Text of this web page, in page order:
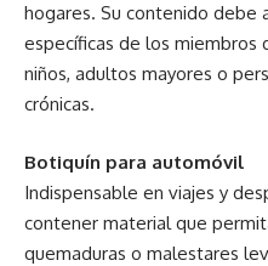
hogares. Su contenido debe
específicas de los miembros
niños, adultos mayores o
crónicas.
Botiquín para automóvil
Indispensable en viajes y
contener material que
quemaduras o malestares